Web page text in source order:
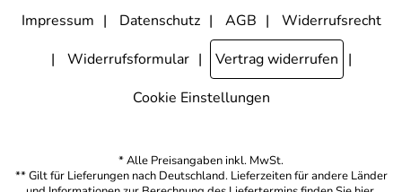
Impressum Datenschutz AGB
Widerrufsrecht
Widerrufsformular
Vertrag widerrufen
Cookie Einstellungen
* Alle Preisangaben inkl. MwSt.
** Gilt für Lieferungen nach Deutschland. Lieferzeiten für andere Länder